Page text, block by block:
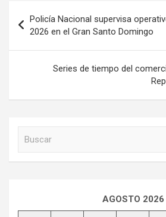
Navegación
de
entradas
Policía Nacional supervisa
2026 en el Gran Santo Domingo
Series de tiempo del
AGOSTO 2026